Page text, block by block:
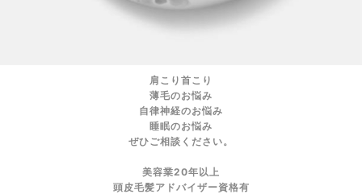
肩こり首こり
薄毛のお悩み
自律神経のお悩み
睡眠のお悩み
ぜひご相談ください。
美容業20年以上
頭皮毛髪アドバイザー資格有